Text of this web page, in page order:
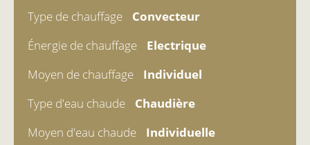
Type de chauffage
Convecteur
Énergie de chauffage
Electrique
Moyen de chauffage
Individuel
Type d'eau chaude
Chaudière
Moyen d'eau chaude
Individuelle